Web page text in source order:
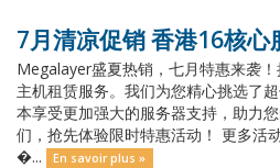
7月清凉促销 香港16核
Megalayer盛夏热销，七月特惠来袭
主机租赁服务。我们为您精心挑选了
本享受更加强大的服务器支持，助力
们，抢先体验限时特惠活动！ 更多
�...
En savoir plus »